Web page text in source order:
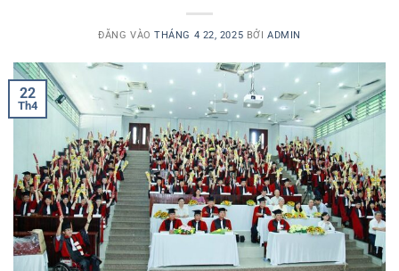
ĐĂNG VÀOTHÁNG 4 22, 2025 BỞI ADMIN
22
Th4